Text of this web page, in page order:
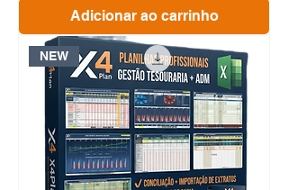
Adicionar ao carrinho
NEW